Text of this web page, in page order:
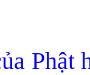
Phật